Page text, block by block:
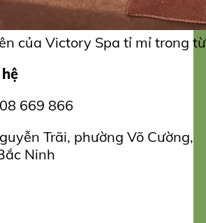
của Victory Spa tỉ mỉ trong
669 866
Trãi, phường Võ Cường,
Ninh